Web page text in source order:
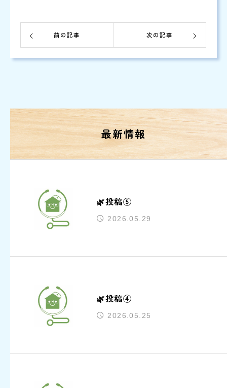
前の記事 次の記事
最新情報
🌿投稿⑤
2026.05.29
🌿投稿④
2026.05.25